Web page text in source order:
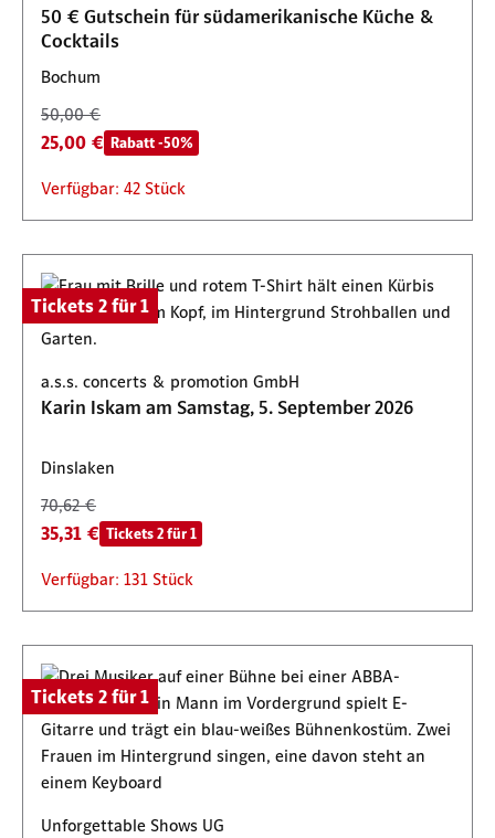
ab 25,00 € Tickets 2 für 1
Verfügbar: 88 Stück
50 € Gutschein für südamerikanische Küche &
Cocktails
Bochum
50,00 €
25,00 € Rabatt -50%
Verfügbar: 42 Stück
Tickets 2 für 1
a.s.s. concerts & promotion GmbH
Karin Iskam am Samstag, 5. September 2026
Dinslaken
70,62 €
35,31 € Tickets 2 für 1
Verfügbar: 131 Stück
Tickets 2 für 1
Unforgettable Shows UG